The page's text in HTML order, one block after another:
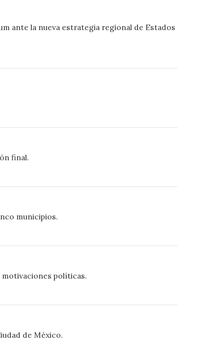
ante la nueva estrategia regional de Estados
final.
municipios.
motivaciones políticas.
de México.